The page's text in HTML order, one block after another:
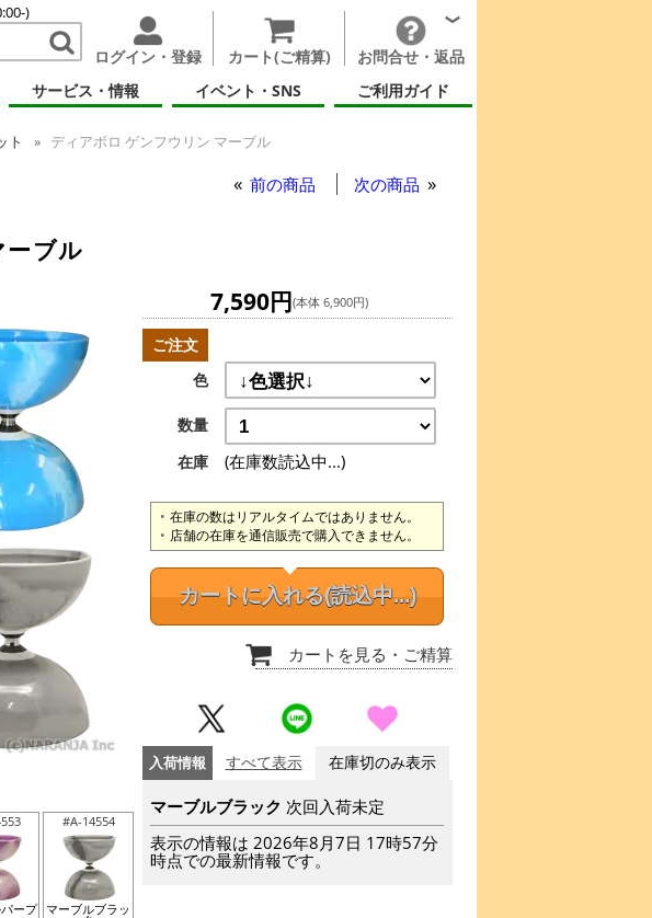
)
ログイン・登録 カート(ご精算)
お問合せ・返品
サービス・情報 イベント・SNS ご利用ガイド
ト ディアボロ ゲンフウリン マーブル
前の商品 次の商品
ブル
ープ
#A-14554
マーブルブラッ
7,590円(本体 6,900円)
ご注文
色
数量
在庫
(在庫数読込中...)
在庫の数はリアルタイムではありません。
店舗の在庫を通信販売で購入できません。
カートに入れる(読込中...)
カートを見る ・ご精算
入荷情報 すべて表示 在庫切のみ表示
マーブルブラック 次回入荷未定
表示の情報は 2026年8月7日 17時57分
時点での最新情報です。